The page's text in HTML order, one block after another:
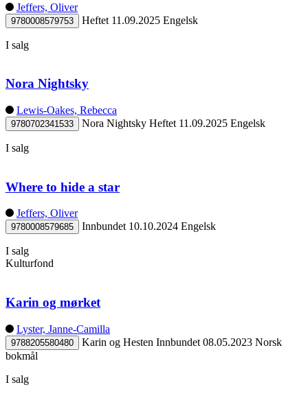
Jeffers, Oliver
9780008579753 Heftet 11.09.2025 Engelsk
I salg
Nora Nightsky
Lewis-Oakes, Rebecca
9780702341533 Nora Nightsky Heftet 11.09.2025 Engelsk
I salg
Where to hide a star
Jeffers, Oliver
9780008579685 Innbundet 10.10.2024 Engelsk
I salg
Kulturfond
Karin og mørket
Lyster, Janne-Camilla
9788205580480 Karin og Hesten Innbundet 08.05.2023 Norsk
bokmål
I salg